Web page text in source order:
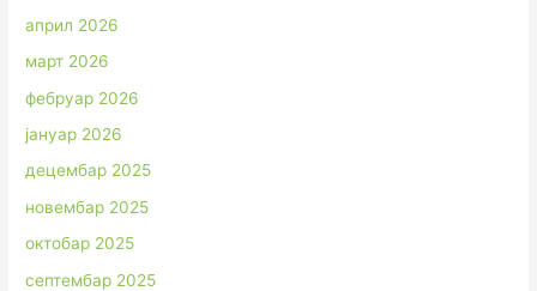
април 2026
март 2026
фебруар 2026
јануар 2026
децембар 2025
новембар 2025
октобар 2025
септембар 2025